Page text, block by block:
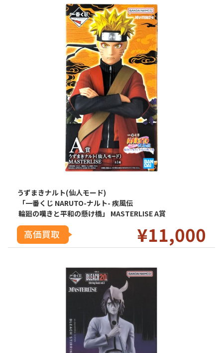
うずまきナルト(仙人モード)
「一番くじ NARUTO-ナルト- 疾風伝
輪廻の嘆きと平和の懸け橋」 MASTERLISE A賞
¥11,000